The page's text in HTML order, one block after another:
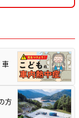
車
方